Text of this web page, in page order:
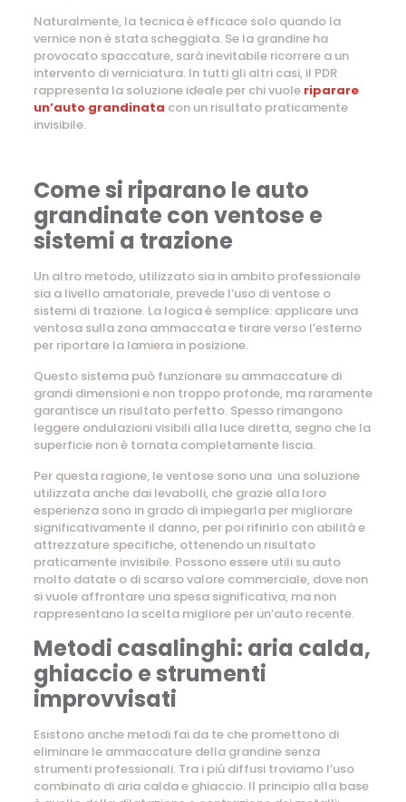
Naturalmente, la tecnica è efficace solo quando la
vernice non è stata scheggiata. Se la grandine ha
provocato spaccature, sarà inevitabile ricorrere a un
intervento di verniciatura. In tutti gli altri casi, il PDR
rappresenta la soluzione ideale per chi vuole riparare
un’auto grandinata con un risultato praticamente
invisibile.
Come si riparano le auto
grandinate con ventose e
sistemi a trazione
Un altro metodo, utilizzato sia in ambito professionale
sia a livello amatoriale, prevede l’uso di ventose o
sistemi di trazione. La logica è semplice: applicare una
ventosa sulla zona ammaccata e tirare verso l’esterno
per riportare la lamiera in posizione.
Questo sistema può funzionare su ammaccature di
grandi dimensioni e non troppo profonde, ma raramente
garantisce un risultato perfetto. Spesso rimangono
leggere ondulazioni visibili alla luce diretta, segno che la
superficie non è tornata completamente liscia.
Per questa ragione, le ventose sono una una soluzione
utilizzata anche dai levabolli, che grazie alla loro
esperienza sono in grado di impiegarla per migliorare
significativamente il danno, per poi rifinirlo con abilità e
attrezzature specifiche, ottenendo un risultato
praticamente invisibile. Possono essere utili su auto
molto datate o di scarso valore commerciale, dove non
si vuole affrontare una spesa significativa, ma non
rappresentano la scelta migliore per un’auto recente.
Metodi casalinghi: aria calda,
ghiaccio e strumenti
improvvisati
Esistono anche metodi fai da te che promettono di
eliminare le ammaccature della grandine senza
strumenti professionali. Tra i più diffusi troviamo l’uso
combinato di aria calda e ghiaccio. Il principio alla base